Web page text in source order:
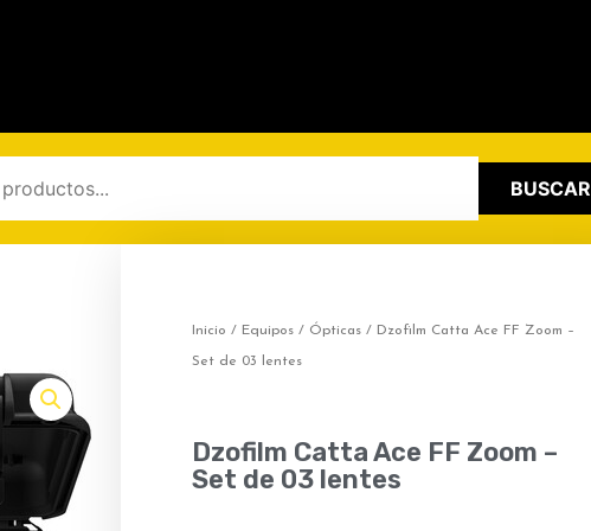
BUSCAR
Inicio / Equipos / Ópticas / Dzofilm Catta Ace FF Zoom –
Set de 03 lentes
Dzofilm Catta Ace FF Zoom –
Set de 03 lentes